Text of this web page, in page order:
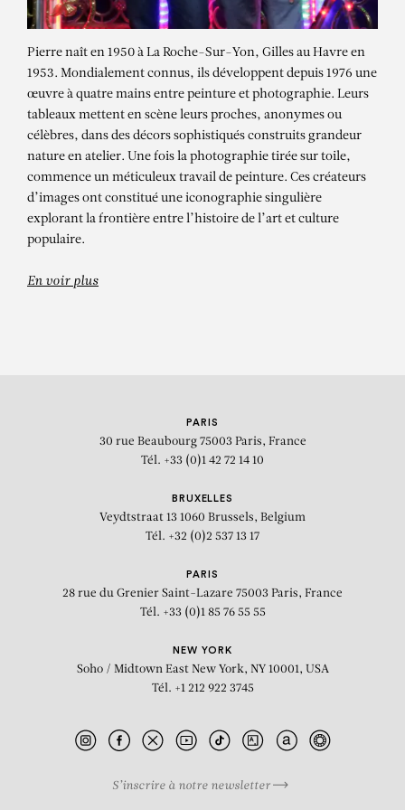
PIERRE ET GILLES
Muchas Flores (Luz Pavon)
Pierre naît en 1950 à La Roche-Sur-Yon, Gilles au Havre en
1953. Mondialement connus, ils développent depuis 1976 une
œuvre à quatre mains entre peinture et photographie. Leurs
tableaux mettent en scène leurs proches, anonymes ou
célèbres, dans des décors sophistiqués construits grandeur
nature en atelier. Une fois la photographie tirée sur toile,
commence un méticuleux travail de peinture. Ces créateurs
d’images ont constitué une iconographie singulière
explorant la frontière entre l’histoire de l’art et culture
populaire.
En voir plus
PARIS
30 rue Beaubourg 75003 Paris, France
Tél. +33 (0)1 42 72 14 10
BRUXELLES
Veydtstraat 13 1060 Brussels, Belgium
Tél. +32 (0)2 537 13 17
PARIS
28 rue du Grenier Saint-Lazare 75003 Paris, France
Tél. +33 (0)1 85 76 55 55
NEW YORK
Soho / Midtown East New York, NY 10001, USA
Tél. +1 212 922 3745
S’inscrire à notre newsletter